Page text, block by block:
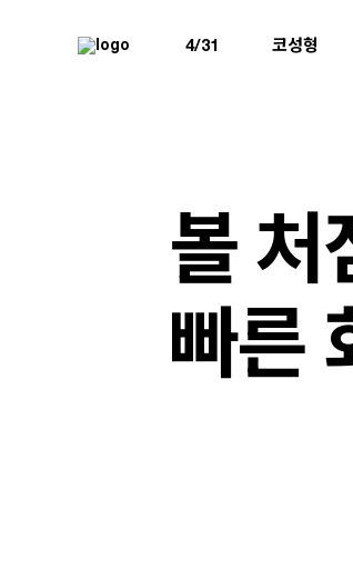
4/31 코성형
볼 처
빠른